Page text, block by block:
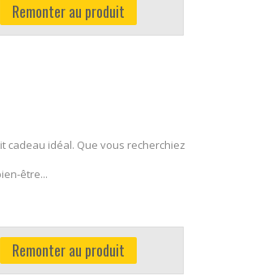
Remonter au produit
cadeau idéal. Que vous recherchiez
être...
Remonter au produit